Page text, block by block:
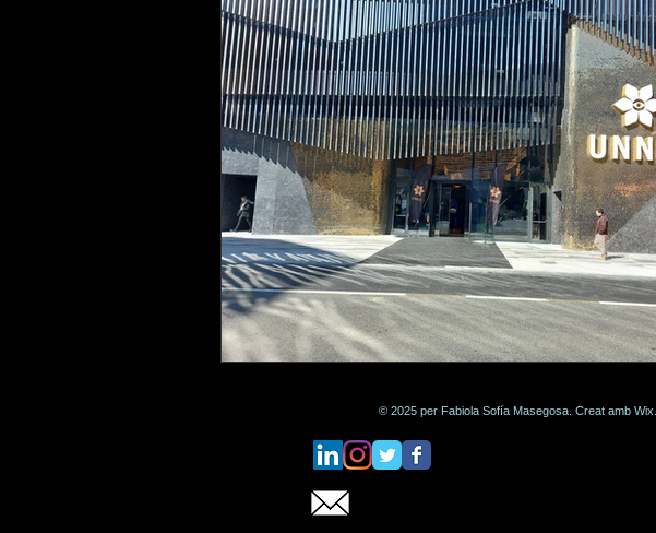
Lengua Deporte Teatro andorrano
© 2025 per Fabiola Sofía Masegosa. Creat amb